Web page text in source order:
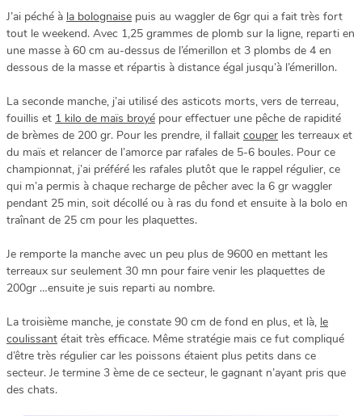
J’ai péché à la bolognaise puis au waggler de 6gr qui a fait très fort
tout le weekend. Avec 1,25 grammes de plomb sur la ligne, reparti en
une masse à 60 cm au-dessus de l’émerillon et 3 plombs de 4 en
dessous de la masse et répartis à distance égal jusqu’à l’émerillon.
La seconde manche, j’ai utilisé des asticots morts, vers de terreau,
fouillis et 1 kilo de maïs broyé pour effectuer une pêche de rapidité
de brèmes de 200 gr. Pour les prendre, il fallait couper les terreaux et
du maïs et relancer de l’amorce par rafales de 5-6 boules. Pour ce
championnat, j’ai préféré les rafales plutôt que le rappel régulier, ce
qui m’a permis à chaque recharge de pêcher avec la 6 gr waggler
pendant 25 min, soit décollé ou à ras du fond et ensuite à la bolo en
traînant de 25 cm pour les plaquettes.
Je remporte la manche avec un peu plus de 9600 en mettant les
terreaux sur seulement 30 mn pour faire venir les plaquettes de
200gr …ensuite je suis reparti au nombre.
La troisième manche, je constate 90 cm de fond en plus, et là, le
coulissant était très efficace. Même stratégie mais ce fut compliqué
d’être très régulier car les poissons étaient plus petits dans ce
secteur. Je termine 3 ème de ce secteur, le gagnant n’ayant pris que
des chats.